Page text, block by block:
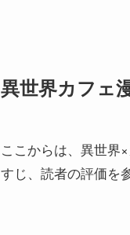
異世界カフェ
ここからは、異世界
すじ、読者の評価を